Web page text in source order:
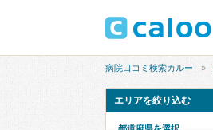
病院口コミ検索カルー
エリアを絞り込む